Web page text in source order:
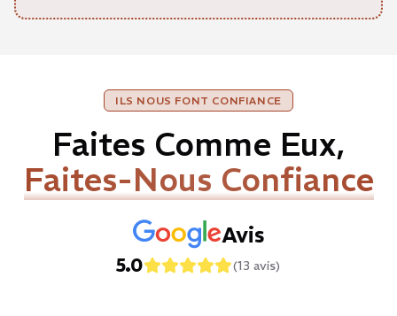
ILS NOUS FONT CONFIANCE
Faites Comme Eux,
Faites-Nous Confiance
Avis
5.0 (13 avis)